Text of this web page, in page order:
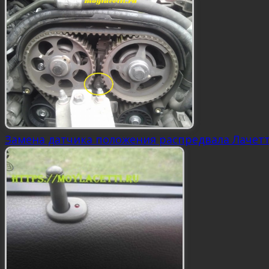
Замена датчика положения распредвала